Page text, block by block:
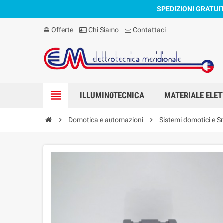
SPEDIZIONI
card_giftcard Offerte Chi Siamo Contattaci
view_headline ILLUMINOTECNICA MATERIALE
chevron_right Domotica e automazioni chevron_right Sistemi domotici e